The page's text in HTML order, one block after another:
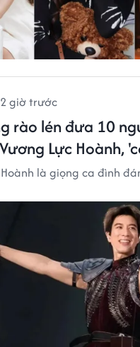
2 giờ trước
rào lén đưa 10
Lực Hoành,
là giọng ca đình